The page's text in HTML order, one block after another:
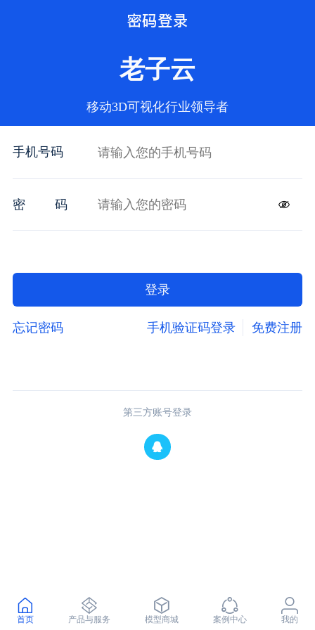
密码登录
老子云
移动3D可视化行业领导者
手机号码
密 码
登录
忘记密码 手机验证码登录 免费注册
第三方账号登录
首页 产品与服务 模型商城 案例中心 我的